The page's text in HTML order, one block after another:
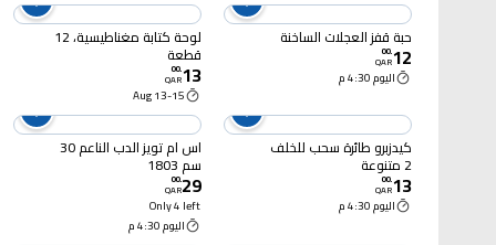
حبة قفز العجلات الساخنة
12
.
00
QAR
اليوم 4:30 م
لوحة كتابة مغناطيسية، 12
قطعة
13
.
00
QAR
13-15 Aug
كيدزبرو طائرة سحب للخلف
2 متنوعة
13
.
00
QAR
اليوم 4:30 م
اس ام تويز الدب الناعم 30
سم 1803
29
.
00
QAR
Only 4 left
اليوم 4:30 م